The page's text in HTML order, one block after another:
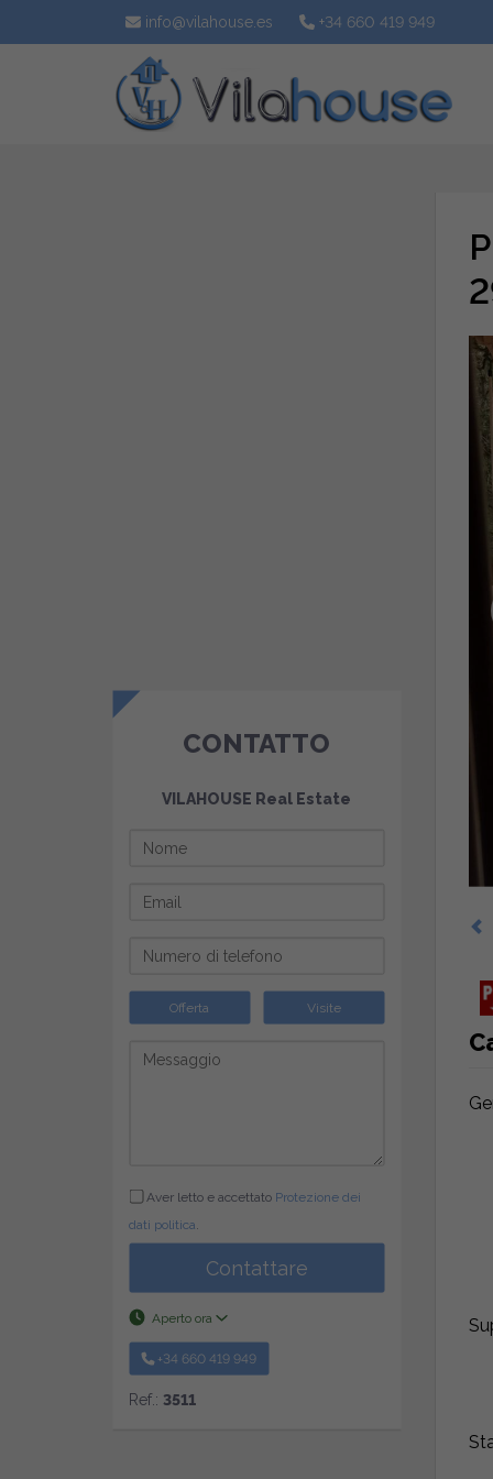
info@vilahouse.es +34 660 419 949
CONTATTO
VILAHOUSE Real Estate
Offerta Visite
Aver letto e accettato Protezione dei
dati politica
Contattare
Aperto ora
+34 660 419 949
Ref.: 3511